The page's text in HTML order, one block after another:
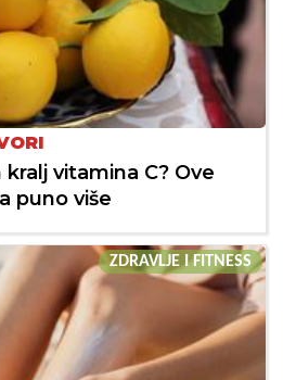
vitamina C? Ove
puno više
ZDRAVLJE I FITNESS